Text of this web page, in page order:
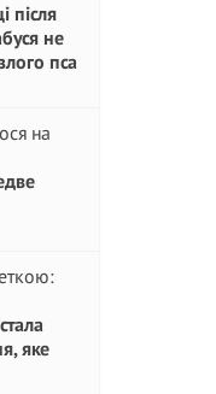
після
не
пса
яке